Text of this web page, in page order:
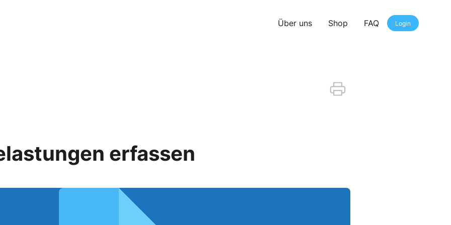
Über uns Shop FAQ Login
erfassen